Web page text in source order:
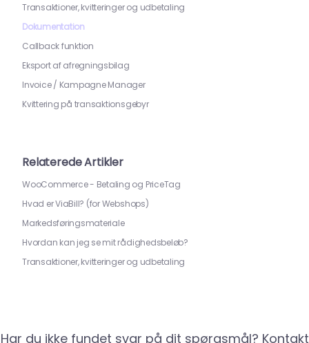
Transaktioner, kvitteringer og udbetaling
Dokumentation
Callback funktion
Eksport af afregningsbilag
Invoice / Kampagne Manager
Kvittering på transaktionsgebyr
Relaterede Artikler
WooCommerce - Betaling og PriceTag
Hvad er ViaBill? (for Webshops)
Markedsføringsmateriale
Hvordan kan jeg se mit rådighedsbeløb?
Transaktioner, kvitteringer og udbetaling
Har du ikke fundet svar på dit spørgsmål? Kontakt